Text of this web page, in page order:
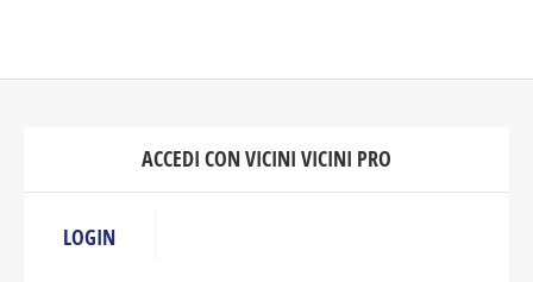
ACCEDI CON VICINI VICINI PRO
LOGIN